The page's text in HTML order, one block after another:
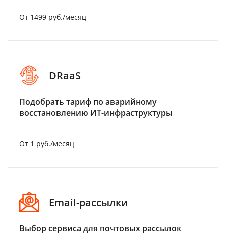
От 1499 руб./месяц
DRaaS
Подобрать тариф по аварийному
восстановлению ИТ-инфраструктуры
От 1 руб./месяц
Email-рассылки
Выбор сервиса для почтовых рассылок